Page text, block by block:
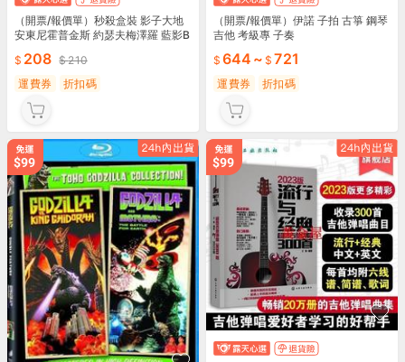
（開票/報價單）秒殺盒裝 影子大地
安東尼霍普金斯 約瑟夫梅澤羅 藍影B
208
210
運費券
折扣碼
（開票/報價單）伊諾 子拍 古箏 鋼琴
吉他 考級專 子奏
644 ~ 721
運費券 折扣碼